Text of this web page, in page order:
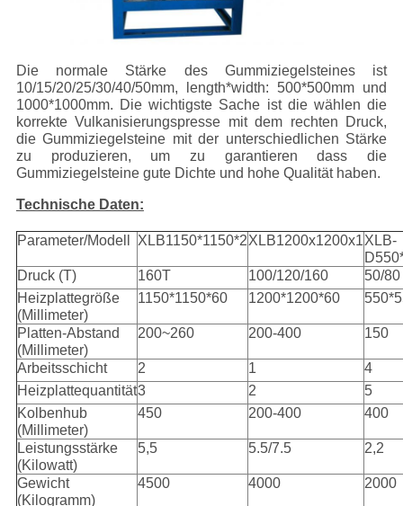
Die normale Stärke des Gummiziegelsteines ist
10/15/20/25/30/40/50mm, length*width: 500*500mm und
1000*1000mm. Die wichtigste Sache ist die wählen die
korrekte Vulkanisierungspresse mit dem rechten Druck,
die Gummiziegelsteine mit der unterschiedlichen Stärke
zu produzieren, um zu garantieren dass die
Gummiziegelsteine gute Dichte und hohe Qualität haben.
Technische Daten:
Parameter/Modell XLB1150*1150*2XLB1200x1200x1XLB-
Druck (T)
160T 100/120/160
50/80
Heizplattegröße
(Millimeter)
1150*1150*60 1200*1200*60
Platten-Abstand
(Millimeter)
200~260 200-400 150
Arbeitsschicht 2 1
4
Heizplattequantität3 2
5
Kolbenhub
(Millimeter)
450 200-400 400
Leistungsstärke
(Kilowatt)
5,5 5.5/7.5 2,2
Gewicht
(Kilogramm)
4500 4000 2000